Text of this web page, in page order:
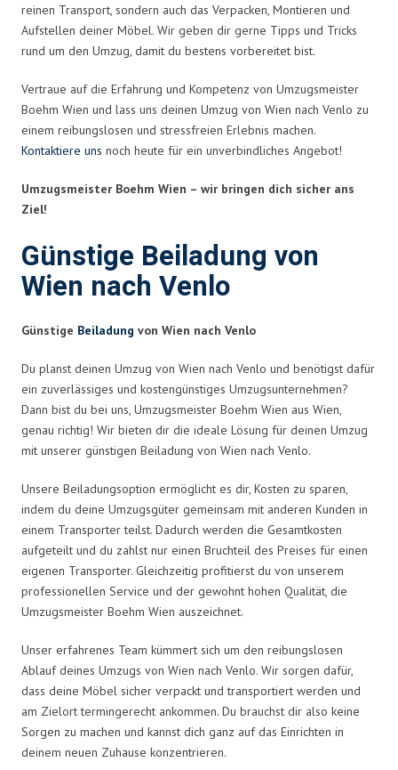
reinen Transport, sondern auch das Verpacken, Montieren und
Aufstellen deiner Möbel. Wir geben dir gerne Tipps und Tricks
rund um den Umzug, damit du bestens vorbereitet bist.
Vertraue auf die Erfahrung und Kompetenz von Umzugsmeister
Boehm Wien und lass uns deinen Umzug von Wien nach Venlo zu
einem reibungslosen und stressfreien Erlebnis machen.
Kontaktiere uns noch heute für ein unverbindliches Angebot!
Umzugsmeister Boehm Wien – wir bringen dich sicher ans
Ziel!
Günstige Beiladung von
Wien nach Venlo
Günstige Beiladung von Wien nach Venlo
Du planst deinen Umzug von Wien nach Venlo und benötigst dafür
ein zuverlässiges und kostengünstiges Umzugsunternehmen?
Dann bist du bei uns, Umzugsmeister Boehm Wien aus Wien,
genau richtig! Wir bieten dir die ideale Lösung für deinen Umzug
mit unserer günstigen Beiladung von Wien nach Venlo.
Unsere Beiladungsoption ermöglicht es dir, Kosten zu sparen,
indem du deine Umzugsgüter gemeinsam mit anderen Kunden in
einem Transporter teilst. Dadurch werden die Gesamtkosten
aufgeteilt und du zahlst nur einen Bruchteil des Preises für einen
eigenen Transporter. Gleichzeitig profitierst du von unserem
professionellen Service und der gewohnt hohen Qualität, die
Umzugsmeister Boehm Wien auszeichnet.
Unser erfahrenes Team kümmert sich um den reibungslosen
Ablauf deines Umzugs von Wien nach Venlo. Wir sorgen dafür,
dass deine Möbel sicher verpackt und transportiert werden und
am Zielort termingerecht ankommen. Du brauchst dir also keine
Sorgen zu machen und kannst dich ganz auf das Einrichten in
deinem neuen Zuhause konzentrieren.